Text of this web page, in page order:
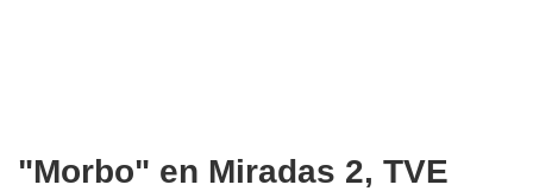
"Morbo" en Miradas 2, TVE